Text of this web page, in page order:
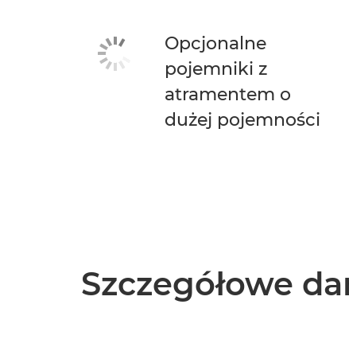
Opcjonalne
pojemniki z
atramentem o
dużej pojemności
Szczegółowe